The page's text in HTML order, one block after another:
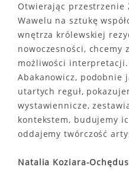
Otwierając przestrzenie
Wawelu na sztukę
wnętrza królewskiej
nowoczesności, chcemy
możliwości
Abakanowicz, podobnie
utartych reguł,
wystawiennicze,
kontekstem, budujemy
oddajemy twórczość
Natalia Koziara-